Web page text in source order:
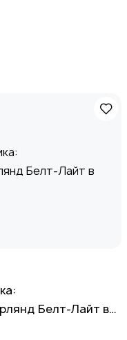
Белт-Лайт в